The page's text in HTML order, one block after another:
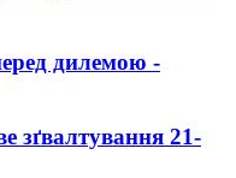
дилемою -
зґвалтування 21-